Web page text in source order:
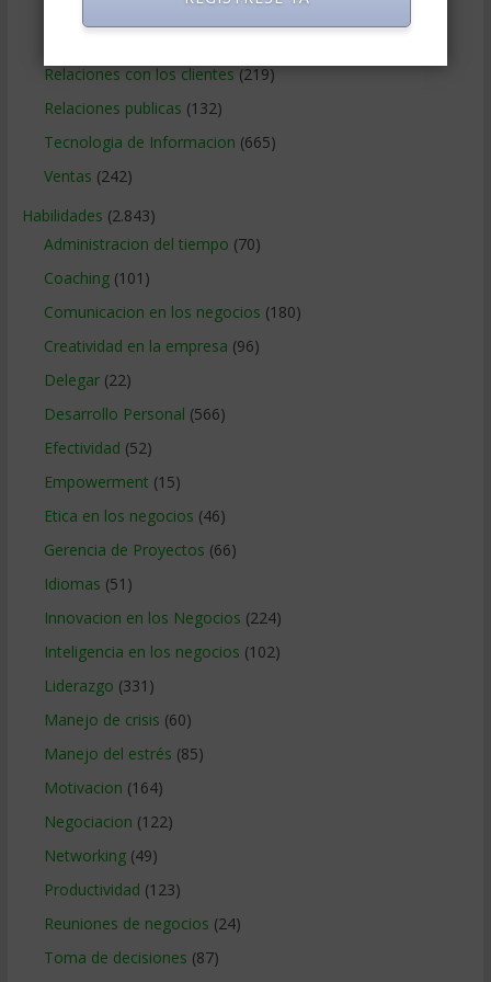
Relaciones con los clientes (219)
Relaciones publicas (132)
Tecnologia de Informacion (665)
Ventas (242)
Habilidades (2.843)
Administracion del tiempo (70)
Coaching(101)
Comunicacion en los negocios (180)
Creatividad en la empresa (96)
Delegar(22)
Desarrollo Personal (566)
Efectividad (52)
Empowerment (15)
Etica en los negocios (46)
Gerencia de Proyectos (66)
Idiomas (51)
Innovacion en los Negocios (224)
Inteligencia en los negocios (102)
Liderazgo (331)
Manejo de crisis (60)
Manejo del estrés (85)
Motivacion (164)
Negociacion (122)
Networking(49)
Productividad (123)
Reuniones de negocios (24)
Toma de decisiones (87)